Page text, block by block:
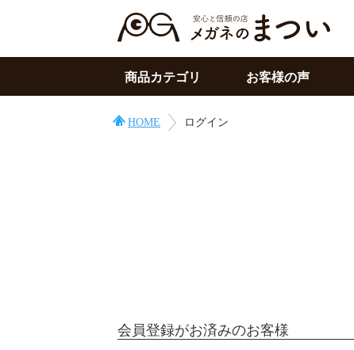
商品カテゴリ お客様の声
HOME ログイン
会員登録がお済みのお客様